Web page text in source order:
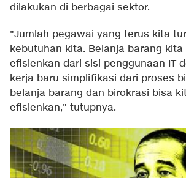
dilakukan di berbagai sektor.
"Jumlah pegawai yang terus kita
kebutuhan kita. Belanja barang
efisienkan dari sisi penggunaan IT
kerja baru simplifikasi dari proses
belanja barang dan birokrasi bisa
efisienkan," tutupnya.